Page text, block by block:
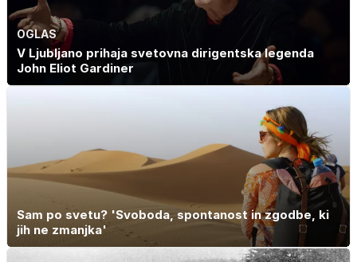
OGLAS
V Ljubljano prihaja svetovna dirigentska legenda
John Eliot Gardiner
Sam po svetu? 'Svoboda, spontanost in zgodbe, ki
jih ne zmanjka'